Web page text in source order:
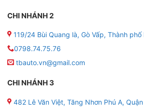
CHI NHÁNH 2
119/24 Bùi Quang là, Gò Vấp, Thành phố
0798.74.75.76
tbauto.vn@gmail.com
CHI NHÁNH 3
482 Lê Văn Việt, Tăng Nhơn Phú A,